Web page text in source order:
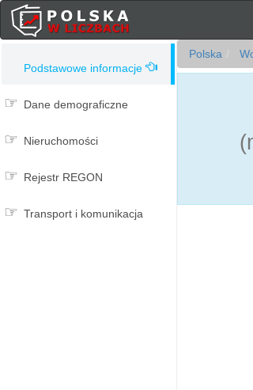
Podstawowe informacje
Dane demograficzne
Nieruchomości
Rejestr REGON
Transport i komunikacja
Polska